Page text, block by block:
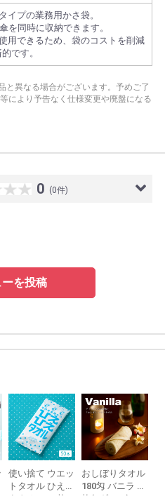
イプの業務用かさ袋。
を同時に収納できます。
用できるため、袋のコストを削減
です。
と異なる場合がございます。予めご了
により予告なく仕様変更や廃盤になる
0 (0件)
ーを投稿
使い捨て ウエッ
トタオル ひえひ
えタオル 50枚
おしぼりタオル
180匁 バニラ 12
枚(1ダース)